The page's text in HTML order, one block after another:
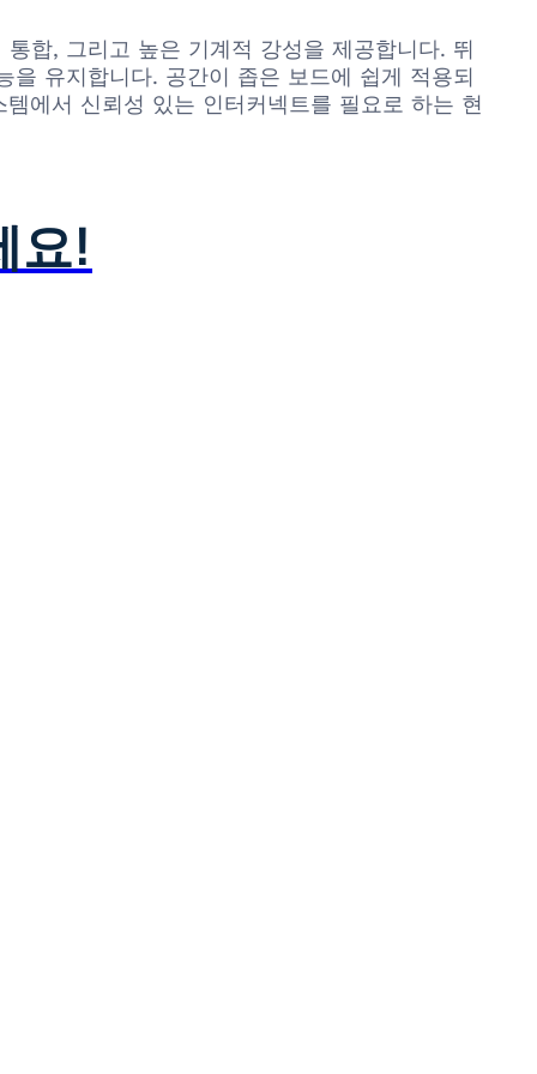
합, 그리고 높은 기계적 강성을 제공합니다. 뛰
유지합니다. 공간이 좁은 보드에 쉽게 적용되
에서 신뢰성 있는 인터커넥트를 필요로 하는 현
요!